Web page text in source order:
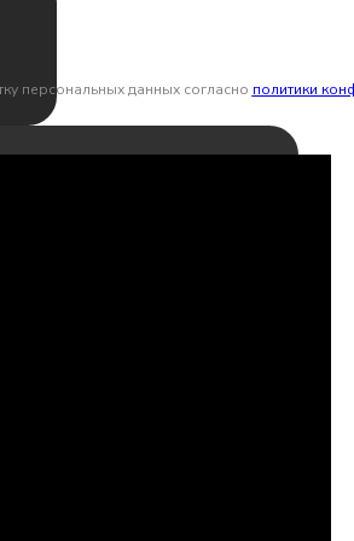
персональных данных согласно политики